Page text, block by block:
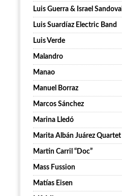
Luis Guerra & Israel Sandoval
Luis Suardíaz Electric Band
Luis Verde
Malandro
Manao
Manuel Borraz
Marcos Sánchez
Marina Lledó
Marita Albán Juárez Quartet
Martin Carril “Doc”
Mass Fussion
Matías Eisen